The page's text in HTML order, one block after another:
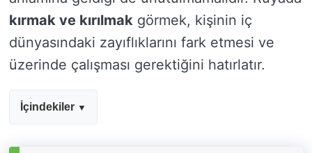
kırmak ve kırılmak görmek, kişinin iç
dünyasındaki zayıflıklarını fark etmesi ve
üzerinde çalışması gerektiğini hatırlatır.
İçindekiler